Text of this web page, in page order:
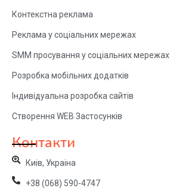
Контекстна реклама
Реклама у соціальних мережах
SMM просування у соціальних мережах
Розробка мобільних додатків
Індивідуальна розробка сайтів
Створення WEB Застосунків
Контакти
Киів, Украіна
+38 (068) 590-4747